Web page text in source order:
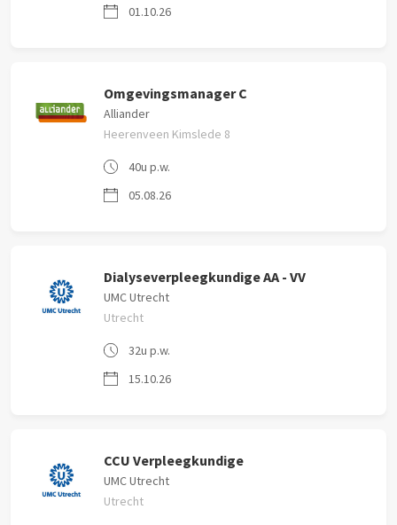
01.10.26
Omgevingsmanager C
Alliander
Heerenveen Kimslede 8
40u p.w.
05.08.26
Dialyseverpleegkundige AA - VV
UMC Utrecht
Utrecht
32u p.w.
15.10.26
CCU Verpleegkundige
UMC Utrecht
Utrecht